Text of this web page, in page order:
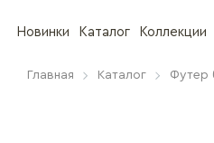
Новинки Каталог Коллекции
Главная Каталог Футер